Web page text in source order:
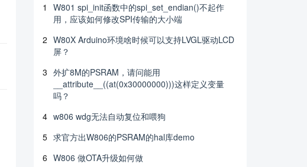
1
W801 spi_init函数中的spi_set_endian()不起作
用，应该如何修改SPI传输的大小端
2 W80X Arduino环境啥时候可以支持LVGL驱动LCD
屏？
3 外扩8M的PSRAM，请问能用
__attribute__((at(0x30000000)))这样定义变量
吗？
4 w806 wdg无法自动复位和喂狗
5 求官方出W806的PSRAM的hal库demo
6 W806 做OTA升级如何做